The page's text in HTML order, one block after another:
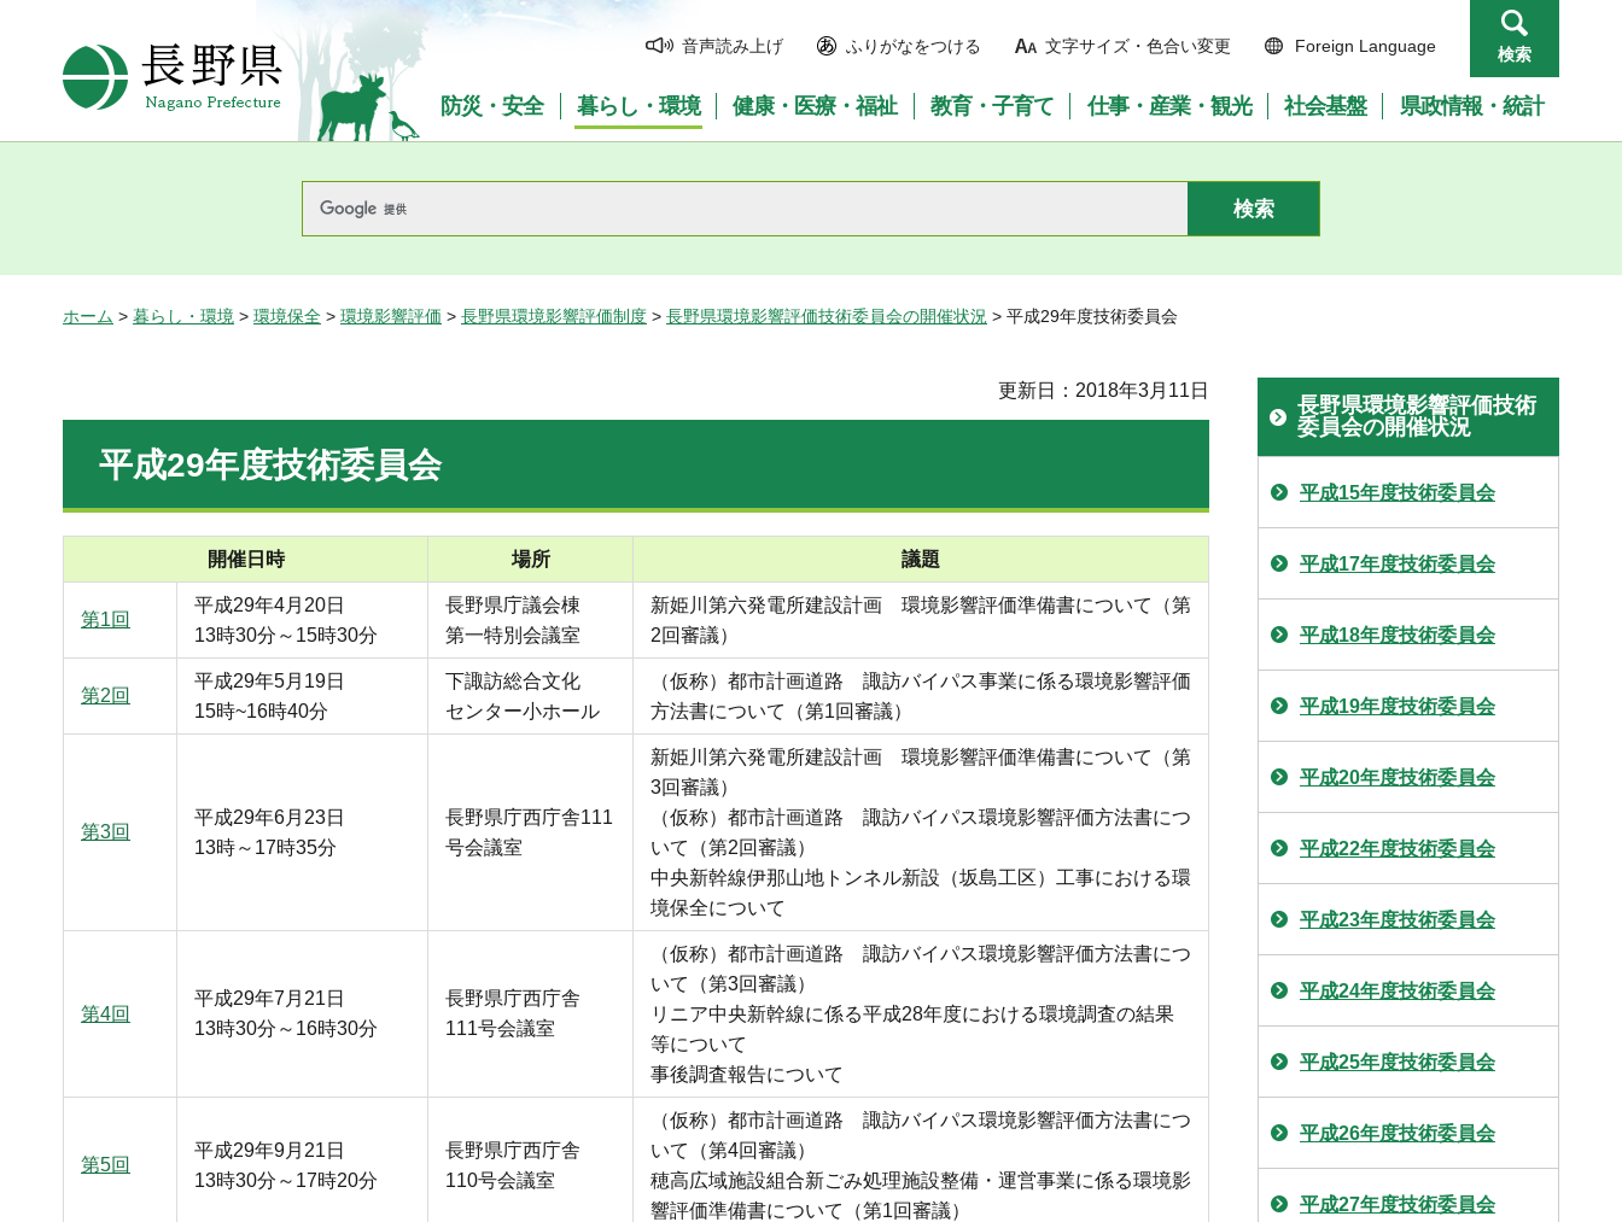
長野県Nagano Prefecture
音声読み上げ ふりがなをつける 文字サイズ・色合い変更 Foreign Language 検索
防災・安全 暮らし・環境 健康・医療・福祉 教育・子育て 仕事・産業・観光 社会基盤 県政情報・統計
ホーム > 暮らし・環境 > 環境保全 > 環境影響評価 > 長野県環境影響評価制度 > 長野県環境影響評価技術委員会の開催状況 > 平成29年度技術委員会
更新日：2018年3月11日
平成29年度技術委員会
開催日時 場所 議題
第1回
平成29年4月20日
13時30分～15時30分
長野県庁議会棟
第一特別会議室
新姫川第六発電所建設計画 環境影響評価準備書について（第
2回審議）
第2回
平成29年5月19日
15時~16時40分
下諏訪総合文化
センター小ホール
（仮称）都市計画道路 諏訪バイパス事業に係る環境影響評価
方法書について（第1回審議）
第3回
平成29年6月23日
13時～17時35分
長野県庁西庁舎111
号会議室
新姫川第六発電所建設計画 環境影響評価準備書について（第
3回審議）
（仮称）都市計画道路 諏訪バイパス環境影響評価方法書につ
いて（第2回審議）
中央新幹線伊那山地トンネル新設（坂島工区）工事における環
境保全について
第4回
平成29年7月21日
13時30分～16時30分
長野県庁西庁舎
111号会議室
（仮称）都市計画道路 諏訪バイパス環境影響評価方法書につ
いて（第3回審議）
リニア中央新幹線に係る平成28年度における環境調査の結果
等について
事後調査報告について
第5回
平成29年9月21日
13時30分～17時20分
長野県庁西庁舎
110号会議室
（仮称）都市計画道路 諏訪バイパス環境影響評価方法書につ
いて（第4回審議）
穂高広域施設組合新ごみ処理施設整備・運営事業に係る環境影
響評価準備書について（第1回審議）
長野県環境影響評価技術
委員会の開催状況
平成15年度技術委員会
平成17年度技術委員会
平成18年度技術委員会
平成19年度技術委員会
平成20年度技術委員会
平成22年度技術委員会
平成23年度技術委員会
平成24年度技術委員会
平成25年度技術委員会
平成26年度技術委員会
平成27年度技術委員会